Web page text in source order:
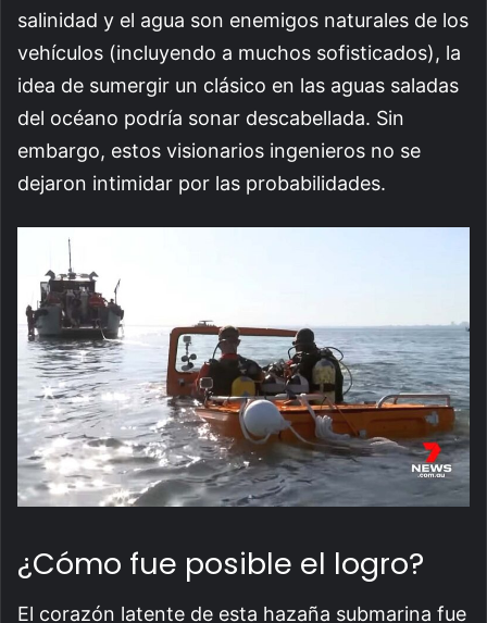
salinidad y el agua son enemigos naturales de los
vehículos (incluyendo a muchos sofisticados), la
idea de sumergir un clásico en las aguas saladas
del océano podría sonar descabellada. Sin
embargo, estos visionarios ingenieros no se
dejaron intimidar por las probabilidades.
¿Cómo fue posible el logro?
El corazón latente de esta hazaña submarina fue